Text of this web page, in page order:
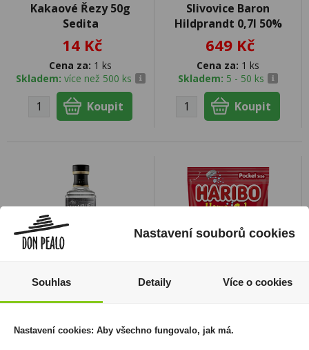
Kakaové Řezy 50g
Sedita
14 Kč
Cena za: 1 ks
Skladem: více než 500 ks
Slivovice Baron
Hildprandt 0,7l 50%
649 Kč
Cena za: 1 ks
Skladem: 5 - 50 ks
Vodka Nemiroff De
19 Kč
Nastavení souborů cookies
Souhlas Detaily Více o cookies
Nastavení cookies: Aby všechno fungovalo, jak má.